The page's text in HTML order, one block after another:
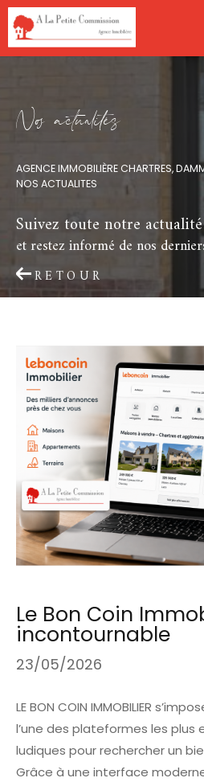
No actuaiés
AGENCE IMMOBILIÈRE CHARTRES,
NOS ACTUALITES
Suivez toute notre actualité
et restez informé de nos
RETOUR
Le Bon Coin
incontournable
23/05/2026
LE BON COIN IMMOBILIER
l’une des plateformes les plus
ludiques pour rechercher un
Grâce à une interface